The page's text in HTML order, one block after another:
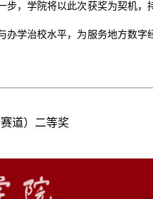
，学院将以此次获奖为契机
学治校水平，为服务地方数
道）二等奖